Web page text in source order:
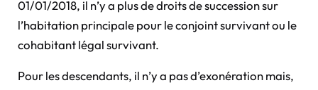
01/01/2018, il n’y a plus de droits de succession sur
l’habitation principale pour le conjoint survivant ou le
cohabitant légal survivant.
Pour les descendants, il n’y a pas d’exonération mais,